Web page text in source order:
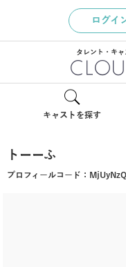
ログイ
タレント・キ
キャストを探す
トーーふ
プロフィールコード：